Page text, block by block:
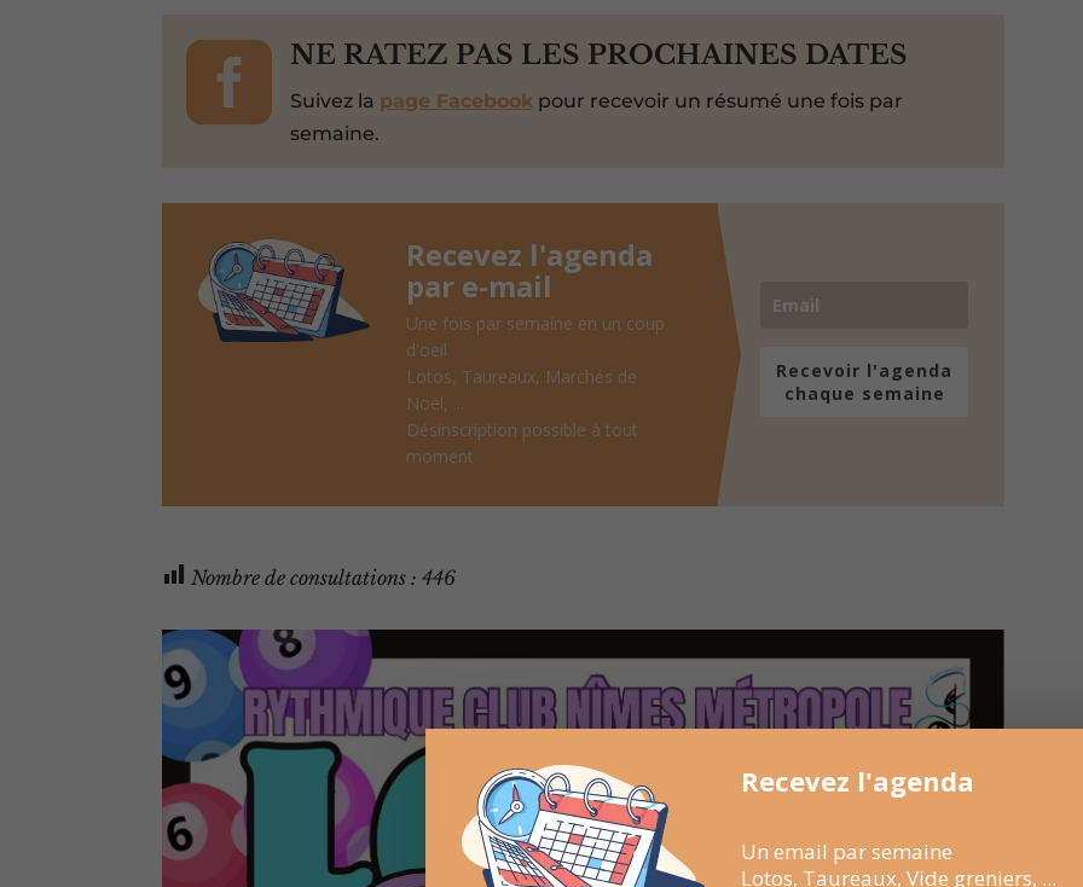
 NE RATEZ PAS LES PROCHAINES DATES
Suivez la page Facebook pour recevoir un résumé une fois par
semaine.
Recevez l'agenda
par e-mail
Une fois par semaine en un coup
d'oeil
Lotos, Taureaux, Marchés de
Noël, ...
Désinscription possible à tout
moment
Recevoir l'agenda
chaque semaine
Nombre de consultations : 446
Recevez l'agenda
Un email par semaine
Lotos, Taureaux, Vide greniers, ...